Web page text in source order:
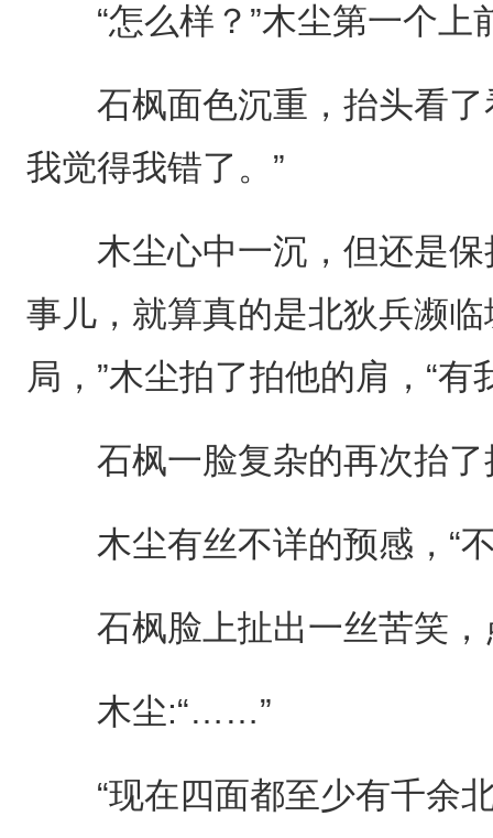
“怎么样？”木尘第一个上
石枫面色沉重，抬头看了
我觉得我错了。”
木尘心中一沉，但还是保
事儿，就算真的是北狄兵濒
局，”木尘拍了拍他的肩，“有
石枫一脸复杂的再次抬了
木尘有丝不详的预感，“不
石枫脸上扯出一丝苦笑，
木尘:“……”
“现在四面都至少有千余北